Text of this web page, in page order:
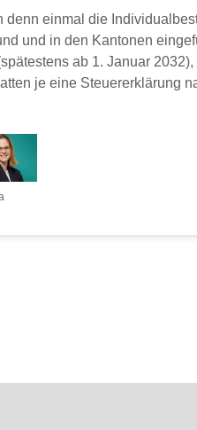
denn einmal die
und in den Kantonen
ab 1. Januar 2032),
je eine Steuererklärung